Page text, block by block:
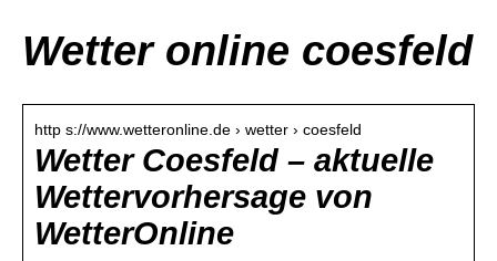
Wetter online coesfeld
http s://www.wetteronline.de › wetter › coesfeld
Wetter Coesfeld – aktuelle
Wettervorhersage von
WetterOnline